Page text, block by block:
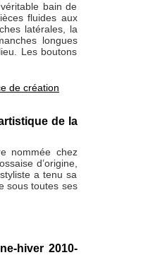
bain de
fluides aux
latérales, la
longues
Les boutons
de création
de la
nommée chez
d’origine,
a tenu sa
sous toutes ses
hiver 2010-